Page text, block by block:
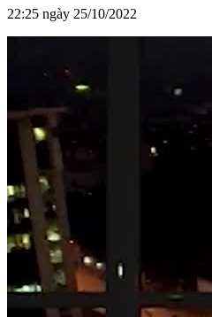
22:25 ngày 25/10/2022